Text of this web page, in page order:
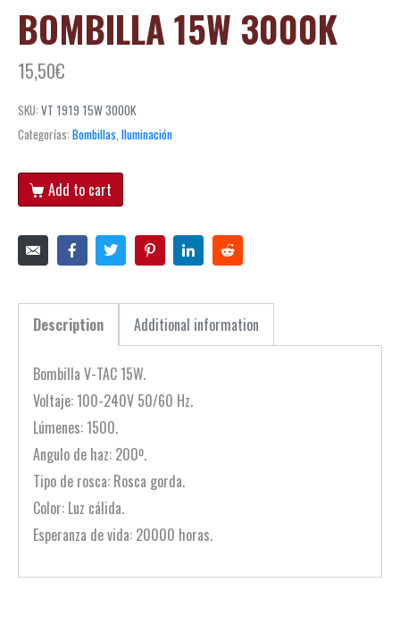
BOMBILLA 15W 3000K
15,50€
SKU: VT 1919 15W 3000K
Categorías: Bombillas Iluminación
Add to cart
Description Additional information
Bombilla V-TAC 15W.
Voltaje: 100-240V 50/60 Hz.
Lúmenes: 1500.
Angulo de haz: 200º.
Tipo de rosca: Rosca gorda.
Color: Luz cálida.
Esperanza de vida: 20000 horas.